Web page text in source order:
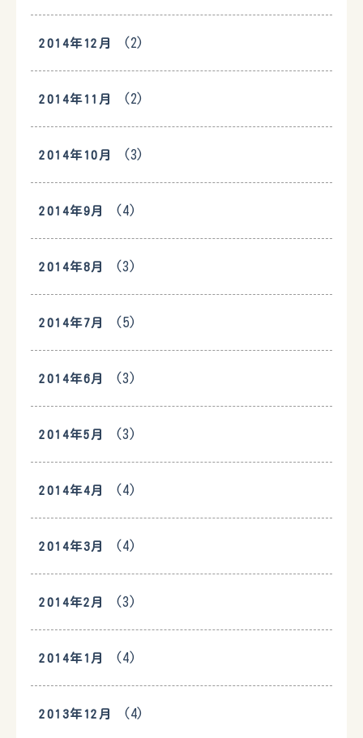
2014年12月 (2)
2014年11月 (2)
2014年10月 (3)
2014年9月 (4)
2014年8月 (3)
2014年7月 (5)
2014年6月 (3)
2014年5月 (3)
2014年4月 (4)
2014年3月 (4)
2014年2月 (3)
2014年1月 (4)
2013年12月 (4)